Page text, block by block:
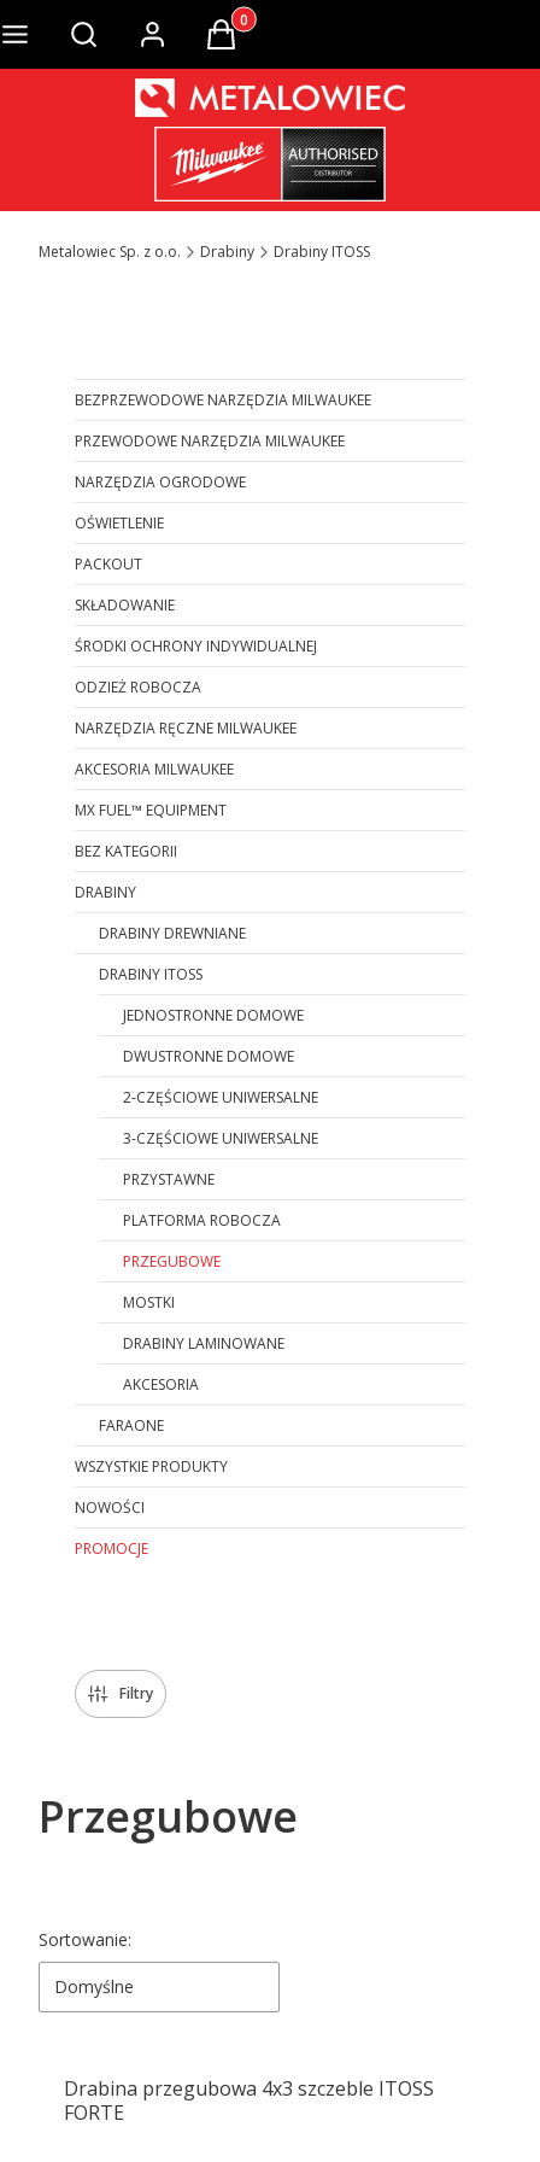
Otwórz wyszukiwarkęProdukty w koszyku: 0. Zobacz
Metalowiec Sp. z o.o. Drabiny Drabiny ITOSS
BEZPRZEWODOWE NARZĘDZIA MILWAUKEE
PRZEWODOWE NARZĘDZIA MILWAUKEE
NARZĘDZIA OGRODOWE
OŚWIETLENIE
PACKOUT
SKŁADOWANIE
ŚRODKI OCHRONY INDYWIDUALNEJ
ODZIEŻ ROBOCZA
NARZĘDZIA RĘCZNE MILWAUKEE
AKCESORIA MILWAUKEE
MX FUEL™ EQUIPMENT
BEZ KATEGORII
DRABINY
DRABINY DREWNIANE
DRABINY ITOSS
JEDNOSTRONNE DOMOWE
DWUSTRONNE DOMOWE
2-CZĘŚCIOWE UNIWERSALNE
3-CZĘŚCIOWE UNIWERSALNE
PRZYSTAWNE
PLATFORMA ROBOCZA
PRZEGUBOWE
MOSTKI
DRABINY LAMINOWANE
AKCESORIA
FARAONE
WSZYSTKIE PRODUKTY
NOWOŚCI
PROMOCJE
Filtry
Przegubowe
Lista produktów
Sortowanie:
Domyślne
Drabina przegubowa 4x3 szczeble ITOSS
FORTE